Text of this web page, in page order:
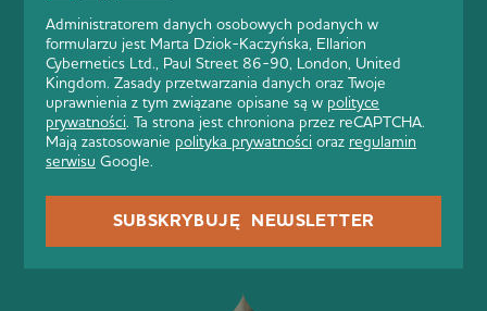
Administratorem danych osobowych podanych w
formularzu jest Marta Dziok-Kaczyńska, Ellarion
Cybernetics Ltd., Paul Street 86-90, London, United
Kingdom. Zasady przetwarzania danych oraz Twoje
uprawnienia z tym związane opisane są w polityce
prywatności. Ta strona jest chroniona przez reCAPTCHA.
Mają zastosowanie polityka prywatności oraz regulamin
serwisu Google.
SUBSKRYBUJĘ NEWSLETTER